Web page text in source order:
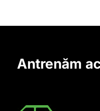
Antrenăm